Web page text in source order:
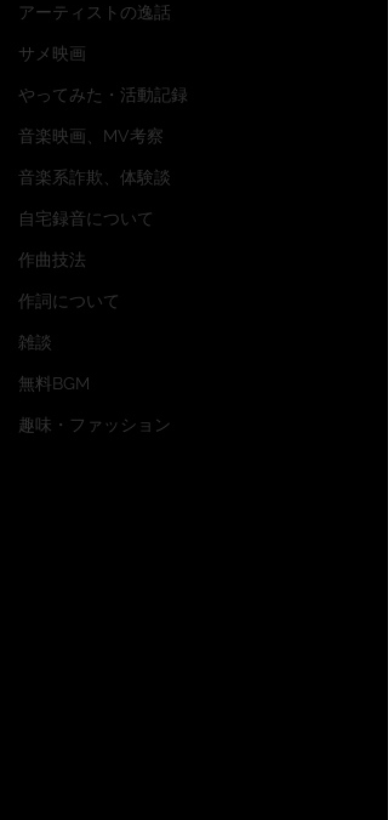
アーティストの逸話
サメ映画
やってみた・活動記録
音楽映画、MV考察
音楽系詐欺、体験談
自宅録音について
作曲技法
作詞について
雑談
無料BGM
趣味・ファッション